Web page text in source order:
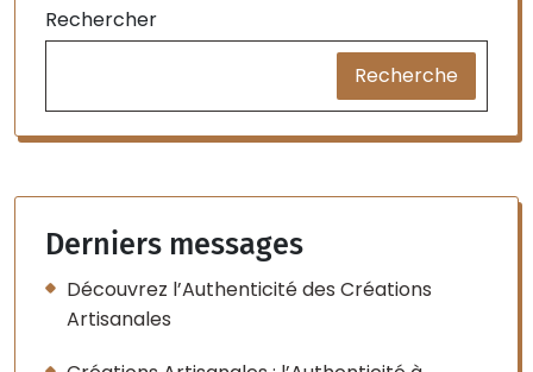
Rechercher
Recherche
Derniers messages
Découvrez l’Authenticité des Créations
Artisanales